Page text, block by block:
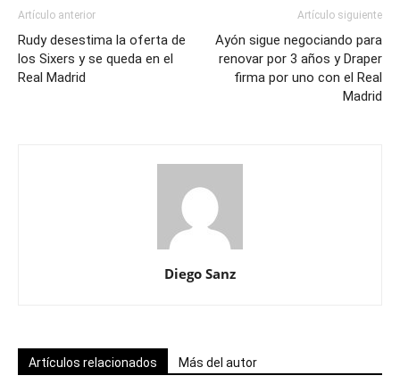
Artículo anterior
Rudy desestima la oferta de
los Sixers y se queda en el
Real Madrid
Artículo siguiente
Ayón sigue negociando para
renovar por 3 años y Draper
firma por uno con el Real
Madrid
Diego Sanz
Artículos relacionados Más del autor